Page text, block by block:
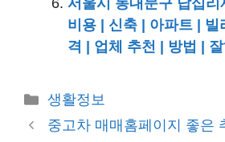
서울시 동대문구 답십
비용 | 신축 | 아파트 | 빌
격 | 업체 추천 | 방법 | 잘
카
테
생활정보
중고차 매매홈페이지 좋은